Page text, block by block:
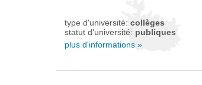
type d'université: collèges
statut d'université: publiques
plus d'informations »